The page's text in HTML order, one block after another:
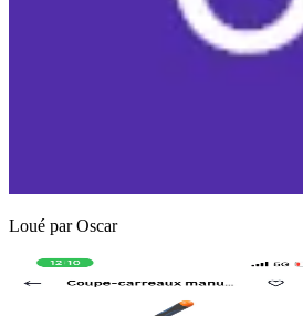
Loué parOscar